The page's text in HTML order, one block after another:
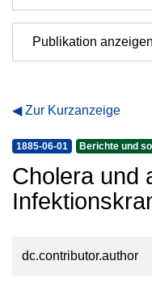
Publikation anzeigen
Zur Kurzanzeige
1885-06-01 Berichte und
Cholera und
dc.contributor.author